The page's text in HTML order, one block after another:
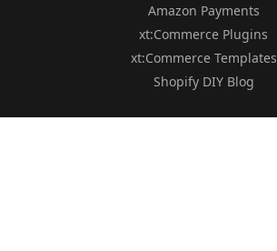
Amazon Payments
xt:Commerce Plugins
xt:Commerce Templates
Shopify DIY Blog